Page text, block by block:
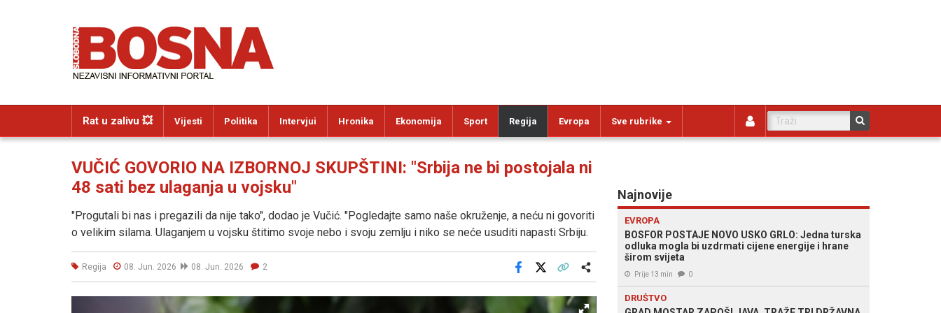
Rat u zalivu 💥 Vijesti Politika Intervjui Hronika Ekonomija Sport Regija Evropa Sve rubrike
VUČIĆ GOVORIO NA IZBORNOJ SKUPŠTINI: "Srbija ne bi postojala ni
48 sati bez ulaganja u vojsku"
"Progutali bi nas i pregazili da nije tako", dodao je Vučić. "Pogledajte samo naše okruženje, a neću ni govoriti
o velikim silama. Ulaganjem u vojsku štitimo svoje nebo i svoju zemlju i niko se neće usuditi napasti Srbiju.
Regija 08. Jun. 2026 08. Jun. 2026 2
Facebook
Najnovije
EVROPA
BOSFOR POSTAJE NOVO USKO GRLO: Jedna turska
odluka mogla bi uzdrmati cijene energije i hrane
širom svijeta
Prije 13 min 0
DRUŠTVO